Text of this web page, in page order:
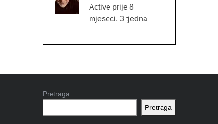
Active prije 8
mjeseci, 3 tjedna
Pretraga
Pretraga